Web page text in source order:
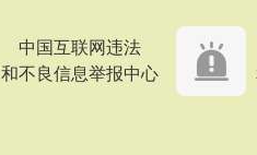
中国互联网违法
和不良信息举报中心